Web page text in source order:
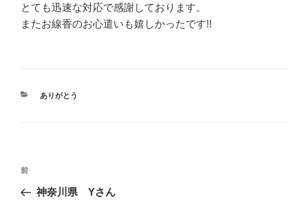
とても迅速な対応で感謝しております。
またお線香のお心遣いも嬉しかったです!!
カ
ありがとう
投
ナ
前
の
前
神奈川県 Yさん